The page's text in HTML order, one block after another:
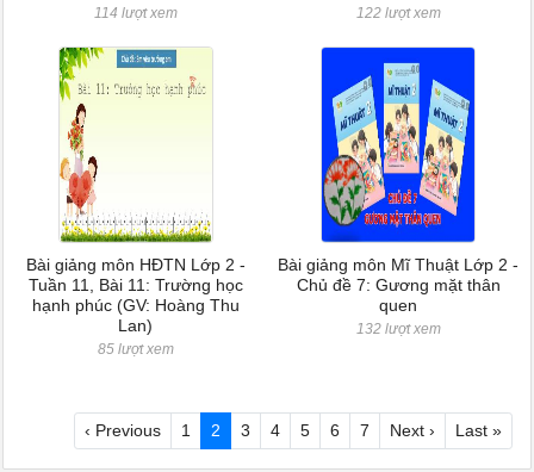
114 lượt xem 122 lượt xem
Bài giảng môn HĐTN Lớp 2 -
Tuần 11, Bài 11: Trường học
hạnh phúc (GV: Hoàng Thu
Lan)
85 lượt xem
Bài giảng môn Mĩ Thuật Lớp 2 -
Chủ đề 7: Gương mặt thân
quen
132 lượt xem
‹ Previous 1 2 3 4 5 6 7 Next › Last »